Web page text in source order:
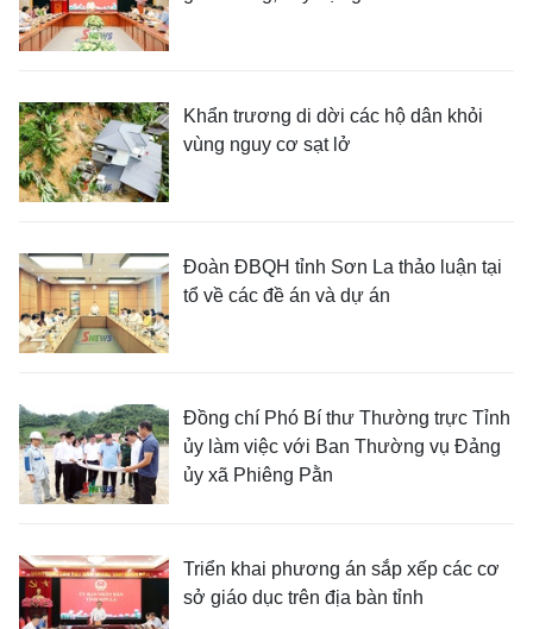
Khẩn trương di dời các hộ dân khỏi
vùng nguy cơ sạt lở
Đoàn ĐBQH tỉnh Sơn La thảo luận tại
tổ về các đề án và dự án
Đồng chí Phó Bí thư Thường trực Tỉnh
ủy làm việc với Ban Thường vụ Đảng
ủy xã Phiêng Pằn
Triển khai phương án sắp xếp các cơ
sở giáo dục trên địa bàn tỉnh